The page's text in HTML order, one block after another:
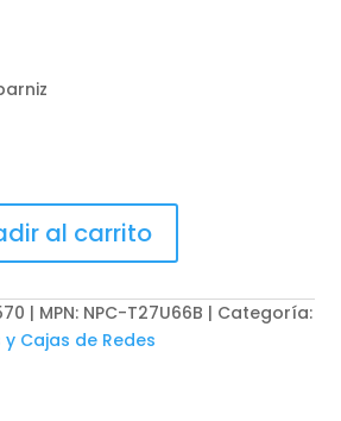
al carrito
| MPN: NPC-T27U66B
Categoría:
Cajas de Redes